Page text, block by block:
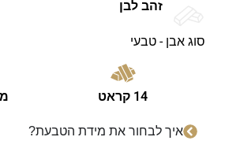
זהב לבן
סוג אבן - טבעי
14 קראט
איך לבחור את מידת הטבעת?